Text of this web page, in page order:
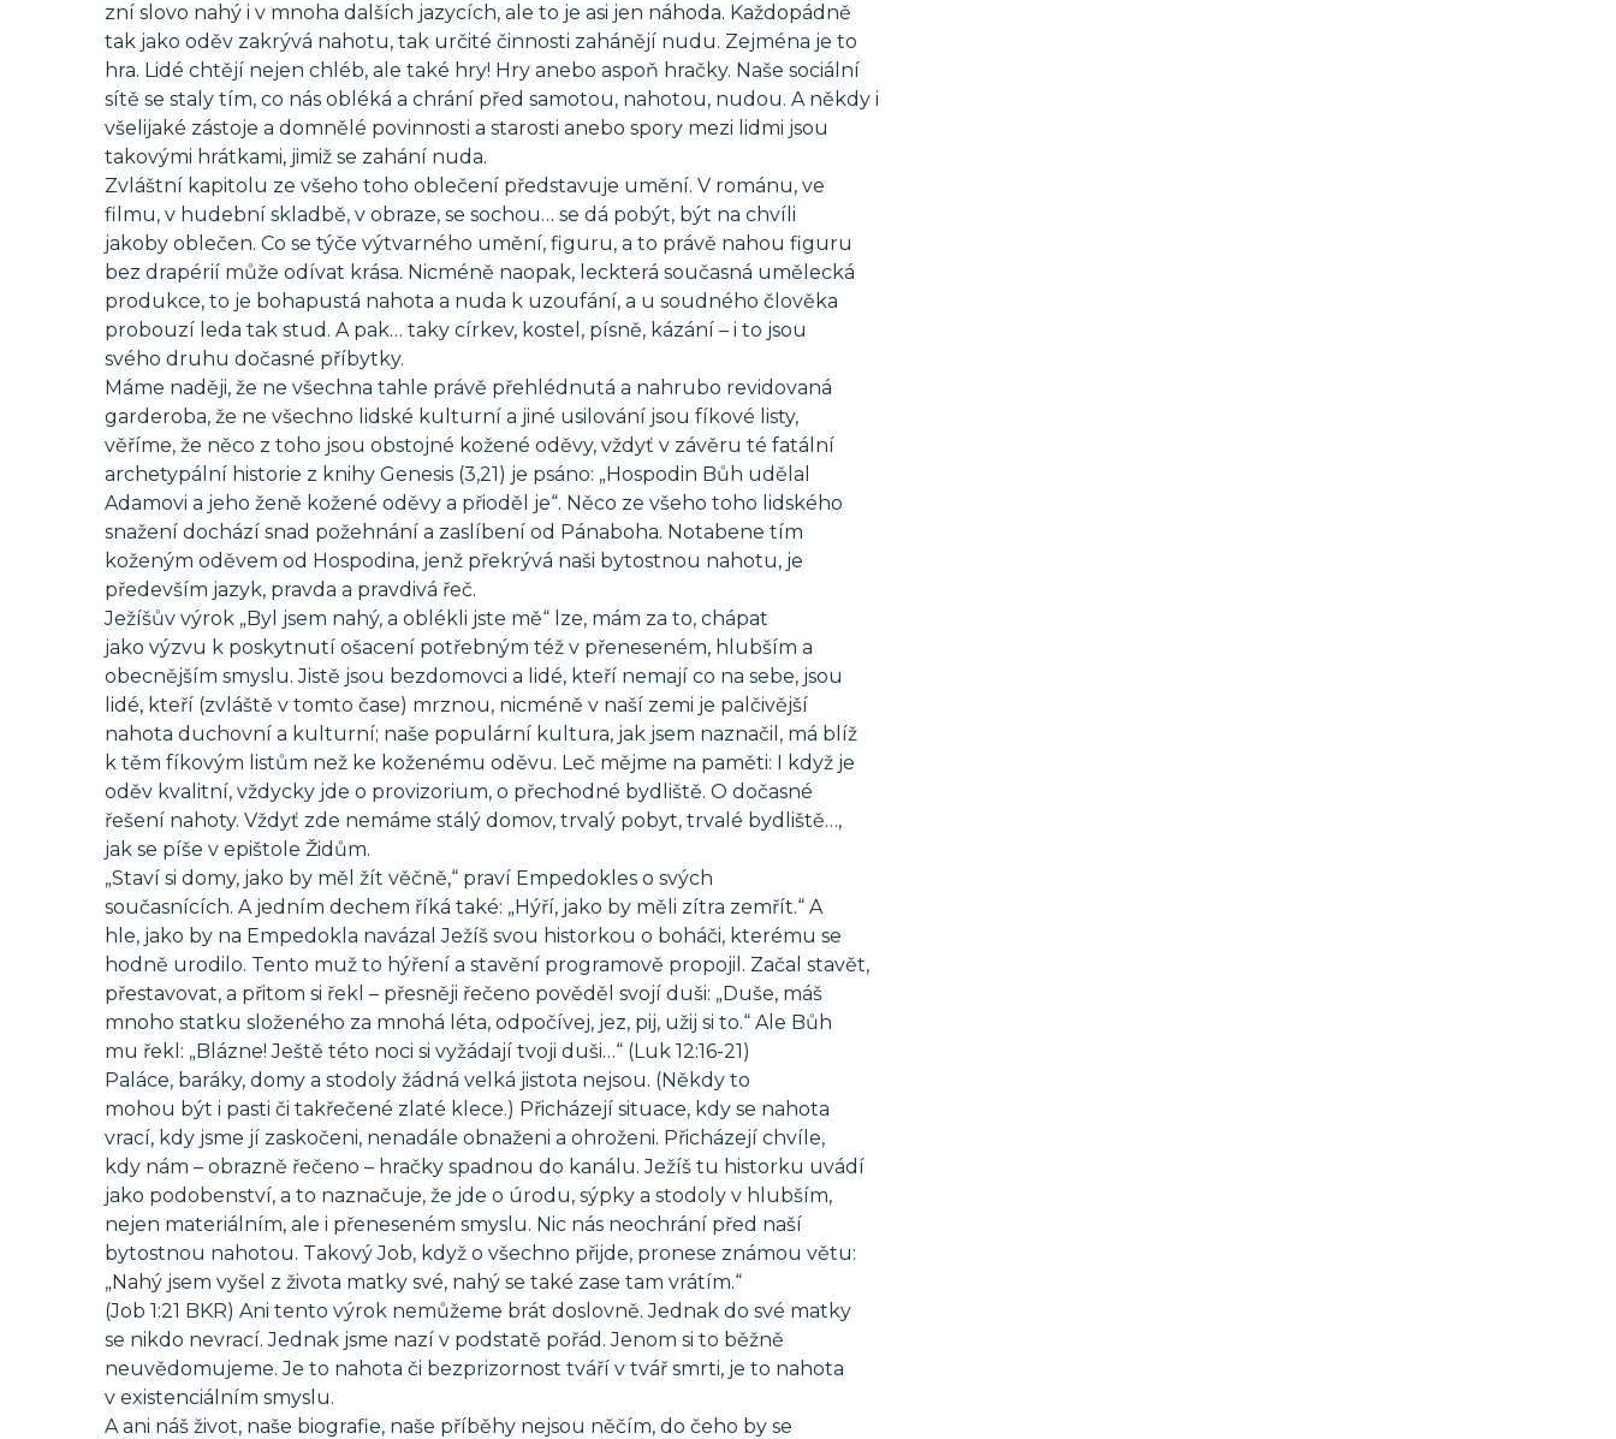
zní slovo nahý i v mnoha dalších jazycích, ale to je asi jen náhoda. Každopádně
tak jako oděv zakrývá nahotu, tak určité činnosti zahánějí nudu. Zejména je to
hra. Lidé chtějí nejen chléb, ale také hry! Hry anebo aspoň hračky. Naše sociální
sítě se staly tím, co nás obléká a chrání před samotou, nahotou, nudou. A někdy i
všelijaké zástoje a domnělé povinnosti a starosti anebo spory mezi lidmi jsou
takovými hrátkami, jimiž se zahání nuda.
Zvláštní kapitolu ze všeho toho oblečení představuje umění. V románu, ve
filmu, v hudební skladbě, v obraze, se sochou… se dá pobýt, být na chvíli
jakoby oblečen. Co se týče výtvarného umění, figuru, a to právě nahou figuru
bez drapérií může odívat krása. Nicméně naopak, leckterá současná umělecká
produkce, to je bohapustá nahota a nuda k uzoufání, a u soudného člověka
probouzí leda tak stud. A pak… taky církev, kostel, písně, kázání – i to jsou
svého druhu dočasné příbytky.
Máme naději, že ne všechna tahle právě přehlédnutá a nahrubo revidovaná
garderoba, že ne všechno lidské kulturní a jiné usilování jsou fíkové listy,
věříme, že něco z toho jsou obstojné kožené oděvy, vždyť v závěru té fatální
archetypální historie z knihy Genesis (3,21) je psáno: „Hospodin Bůh udělal
Adamovi a jeho ženě kožené oděvy a přioděl je“. Něco ze všeho toho lidského
snažení dochází snad požehnání a zaslíbení od Pánaboha. Notabene tím
koženým oděvem od Hospodina, jenž překrývá naši bytostnou nahotu, je
především jazyk, pravda a pravdivá řeč.
Ježíšův výrok „Byl jsem nahý, a oblékli jste mě“ lze, mám za to, chápat
jako výzvu k poskytnutí ošacení potřebným též v přeneseném, hlubším a
obecnějším smyslu. Jistě jsou bezdomovci a lidé, kteří nemají co na sebe, jsou
lidé, kteří (zvláště v tomto čase) mrznou, nicméně v naší zemi je palčivější
nahota duchovní a kulturní; naše populární kultura, jak jsem naznačil, má blíž
k těm fíkovým listům než ke koženému oděvu. Leč mějme na paměti: I když je
oděv kvalitní, vždycky jde o provizorium, o přechodné bydliště. O dočasné
řešení nahoty. Vždyť zde nemáme stálý domov, trvalý pobyt, trvalé bydliště…,
jak se píše v epištole Židům.
„Staví si domy, jako by měl žít věčně,“ praví Empedokles o svých
současnících. A jedním dechem říká také: „Hýří, jako by měli zítra zemřít.“ A
hle, jako by na Empedokla navázal Ježíš svou historkou o boháči, kterému se
hodně urodilo. Tento muž to hýření a stavění programově propojil. Začal stavět,
přestavovat, a přitom si řekl – přesněji řečeno pověděl svojí duši: „Duše, máš
mnoho statku složeného za mnohá léta, odpočívej, jez, pij, užij si to.“ Ale Bůh
mu řekl: „Blázne! Ještě této noci si vyžádají tvoji duši…“ (Luk 12:16-21)
Paláce, baráky, domy a stodoly žádná velká jistota nejsou. (Někdy to
mohou být i pasti či takřečené zlaté klece.) Přicházejí situace, kdy se nahota
vrací, kdy jsme jí zaskočeni, nenadále obnaženi a ohroženi. Přicházejí chvíle,
kdy nám – obrazně řečeno – hračky spadnou do kanálu. Ježíš tu historku uvádí
jako podobenství, a to naznačuje, že jde o úrodu, sýpky a stodoly v hlubším,
nejen materiálním, ale i přeneseném smyslu. Nic nás neochrání před naší
bytostnou nahotou. Takový Job, když o všechno přijde, pronese známou větu:
„Nahý jsem vyšel z života matky své, nahý se také zase tam vrátím.“
(Job 1:21 BKR) Ani tento výrok nemůžeme brát doslovně. Jednak do své matky
se nikdo nevrací. Jednak jsme nazí v podstatě pořád. Jenom si to běžně
neuvědomujeme. Je to nahota či bezprizornost tváří v tvář smrti, je to nahota
v existenciálním smyslu.
A ani náš život, naše biografie, naše příběhy nejsou něčím, do čeho by se